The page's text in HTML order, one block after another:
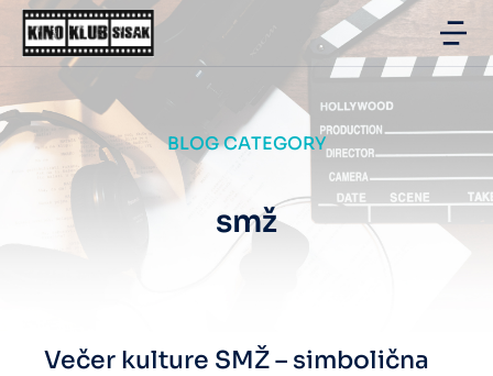
BLOG CATEGORY
smž
Večer kulture SMŽ – simbolična